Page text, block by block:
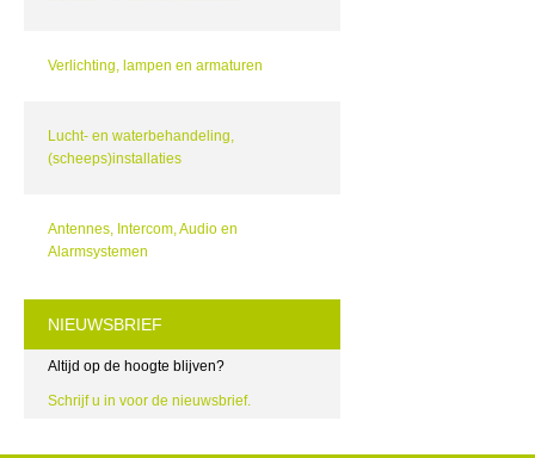
Verlichting, lampen en armaturen
Lucht- en waterbehandeling,
(scheeps)installaties
Antennes, Intercom, Audio en
Alarmsystemen
NIEUWSBRIEF
Altijd op de hoogte blijven?
Schrijf u in voor de nieuwsbrief.